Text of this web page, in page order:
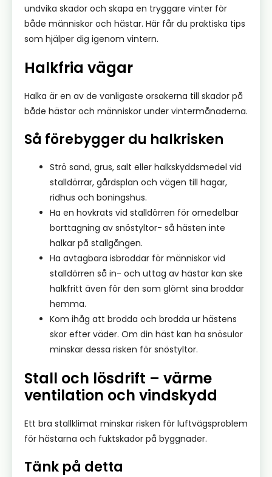
undvika skador och skapa en tryggare vinter för
både människor och hästar. Här får du praktiska tips
som hjälper dig igenom vintern.
Halkfria vägar
Halka är en av de vanligaste orsakerna till skador på
både hästar och människor under vintermånaderna.
Så förebygger du halkrisken
Strö sand, grus, salt eller halkskyddsmedel vid
stalldörrar, gårdsplan och vägen till hagar,
ridhus och boningshus.
Ha en hovkrats vid stalldörren för omedelbar
borttagning av snöstyltor- så hästen inte
halkar på stallgången.
Ha avtagbara isbroddar för människor vid
stalldörren så in- och uttag av hästar kan ske
halkfritt även för den som glömt sina broddar
hemma.
Kom ihåg att brodda och brodda ur hästens
skor efter väder. Om din häst kan ha snösulor
minskar dessa risken för snöstyltor.
Stall och lösdrift – värme
ventilation och vindskydd
Ett bra stallklimat minskar risken för luftvägsproblem
för hästarna och fuktskador på byggnader.
Tänk på detta